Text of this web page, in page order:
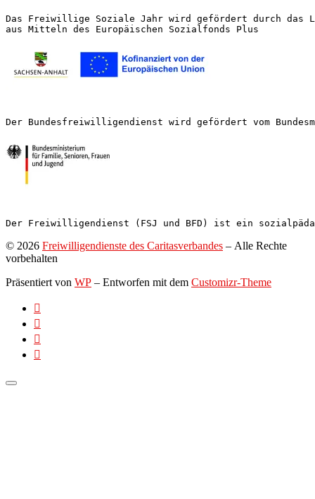
Das Freiwillige Soziale Jahr wird gefördert durch das
aus Mitteln des Europäischen Sozialfonds Plus
Der Bundesfreiwilligendienst wird gefördert vom
Der Freiwilligendienst (FSJ und BFD) ist ein
© 2026 Freiwilligendienste des Caritasverbandes – Alle Rechte
vorbehalten
Präsentiert von WP – Entworfen mit dem Customizr-Theme